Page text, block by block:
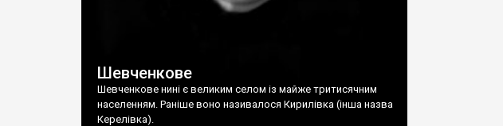
Шевченкове
Шевченкове нині є великим селом із майже тритисячним
населенням. Раніше воно називалося Кирилівка (інша назва
Керелівка).